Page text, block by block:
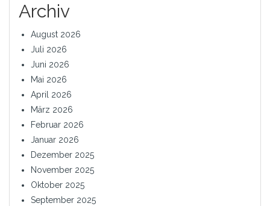
Archiv
August 2026
Juli 2026
Juni 2026
Mai 2026
April 2026
März 2026
Februar 2026
Januar 2026
Dezember 2025
November 2025
Oktober 2025
September 2025